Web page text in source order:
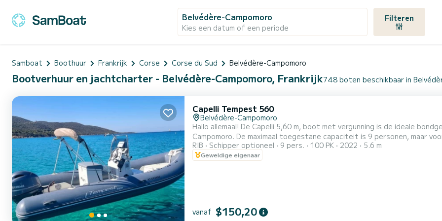
Belvédère-Campomoro
Kies een datum of een periode
Filteren
Samboat Boothuur Frankrijk Corse Corse du Sud Belvédère-Campomoro
Bootverhuur en jachtcharter - Belvédère-Campomoro, Frankrijk748 boten beschikbaar in
Capelli Tempest 560
Belvédère-Campomoro
Hallo allemaal! De Capelli 5,60 m, boot met vergunning is de ideale bondgenoot voor toegang tot de prachtige baaien rond
Campomoro. De maximaal toegestane capaciteit is 9 personen, maar voor meer comfort raad ik het aan voor maximaal 7 personen.
Vertrek vanuit Compomoro Bay en bereid je voor op een onvergetelijke
RIB Schipper optioneel 9 pers. 100 PK 2022 5.6 m
Geweldige eigenaar
vanaf $150,20